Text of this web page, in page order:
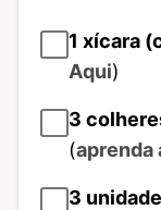
1 xícara
Aqui)
3
(aprenda
3